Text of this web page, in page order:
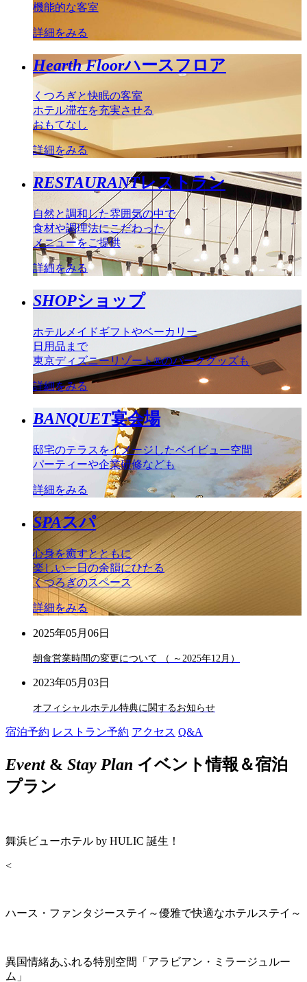
機能的な客室
詳細をみる
Hearth Floorハースフロア
くつろぎと快眠の客室
ホテル滞在を充実させる
おもてなし
詳細をみる
RESTAURANTレストラン
自然と調和した雰囲気の中で
食材や調理法にこだわった
メニューをご提供
詳細をみる
SHOPショップ
ホテルメイドギフトやベーカリー
日用品まで
東京ディズニーリゾート®のパークグッズも
詳細をみる
BANQUET宴会場
邸宅のテラスをイメージしたベイビュー空間
パーティーや企業研修なども
詳細をみる
SPAスパ
心身を癒すとともに
楽しい一日の余韻にひたる
くつろぎのスペース
詳細をみる
2025年05月06日
朝食営業時間の変更について （ ～2025年12月）
2023年05月03日
オフィシャルホテル特典に関するお知らせ
宿泊予約 レストラン予約 アクセス Q&A
Event& Stay Plan イベント情報＆宿泊
プラン
舞浜ビューホテル by HULIC 誕生！
<
ハース・ファンタジーステイ～優雅で快適なホテルステイ～
異国情緒あふれる特別空間「アラビアン・ミラージュルー
ム」